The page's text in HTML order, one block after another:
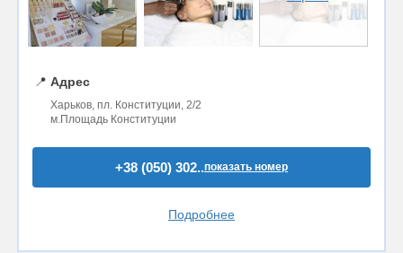
📍 Адрес
Харьков, пл. Конституции, 2/2
м.Площадь Конституции
+38 (050) 302..показать номер
Подробнее